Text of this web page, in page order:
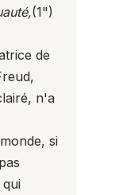
(1")
de
n'a
si